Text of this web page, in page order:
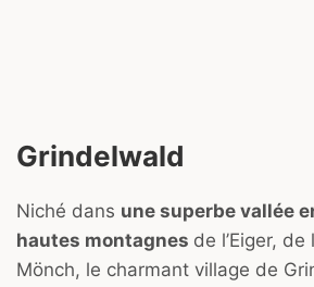
Grindelwald
Niché dans une superbe vallée
hautes montagnes de l’Eiger,
Mönch, le charmant village de